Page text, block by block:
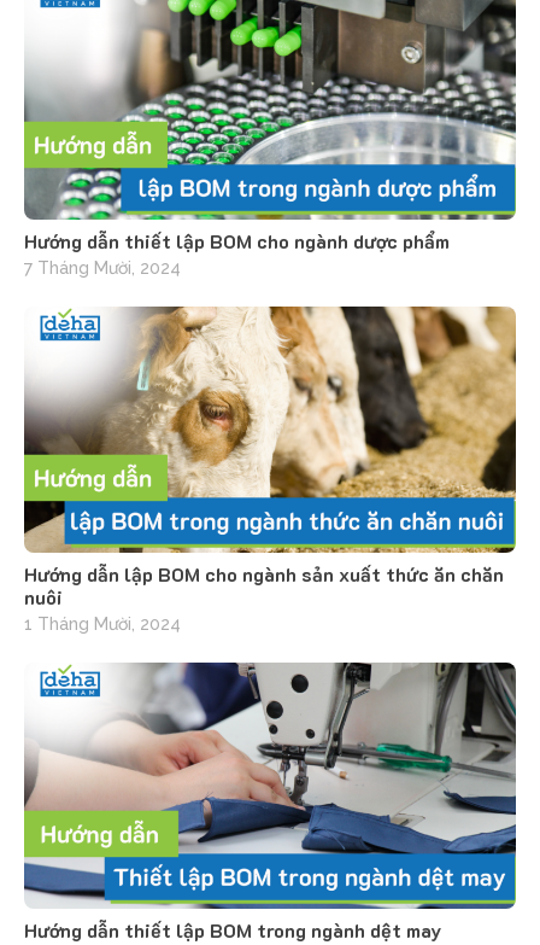
Hướng dẫn thiết lập BOM cho ngành dược phẩm
7 Tháng Mười, 2024
Hướng dẫn lập BOM cho ngành sản xuất thức ăn chăn
nuôi
1 Tháng Mười, 2024
Hướng dẫn thiết lập BOM trong ngành dệt may